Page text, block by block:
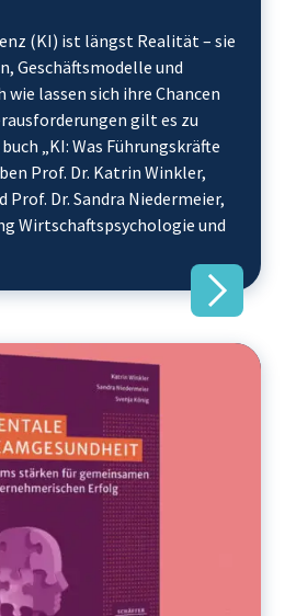
(KI) ist längst Realität – sie
Geschäftsmodelle und
wie lassen sich ihre Chancen
gilt es zu
„KI: Was Führungskräfte
Prof. Dr. Katrin Winkler,
Prof. Dr. Sandra Niedermeier,
Wirtschaftspsychologie und